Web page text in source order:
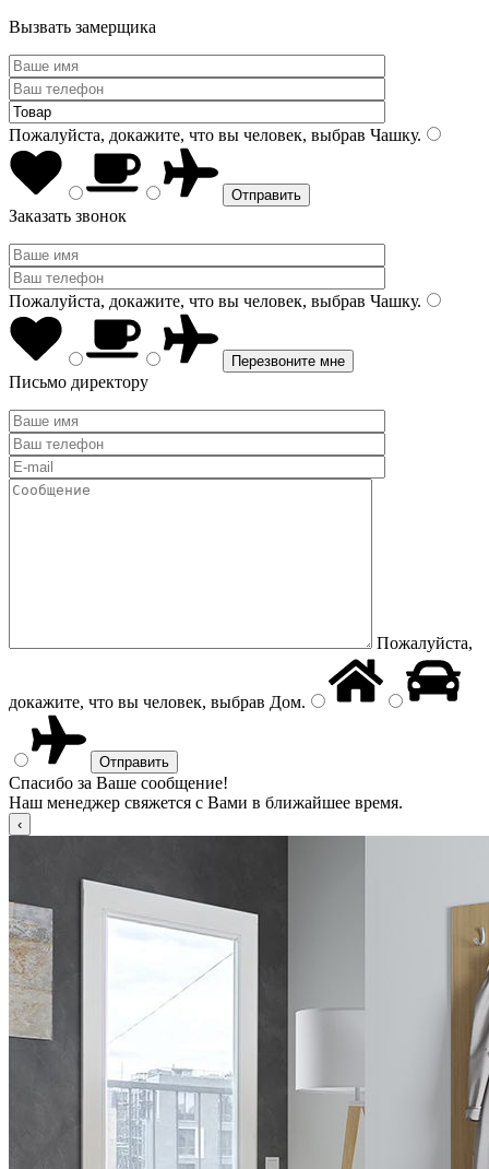
Вызвать замерщика
Пожалуйста, докажите, что вы человек, выбрав Чашку.
Заказать звонок
Пожалуйста, докажите, что вы человек, выбрав Чашку.
Письмо директору
Пожалуйста,
докажите, что вы человек, выбрав Дом.
Спасибо за Ваше сообщение!
Наш менеджер свяжется с Вами в ближайшее время.